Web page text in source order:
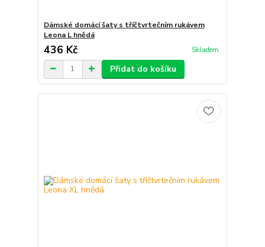
Dámské domácí šaty s tříčtvrtečním rukávem
Leona L hnědá
436 Kč Skladem
Přidat do košíku